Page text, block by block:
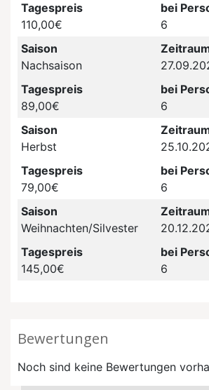
Tagespreis
110,00€
bei
6
Saison
Nachsaison
Tagespreis
89,00€
bei
6
Saison
Herbst
Tagespreis
79,00€
bei
6
Saison
Weihnachten/Silvester
Tagespreis
145,00€
bei
6
Bewertungen
Noch sind keine Bewertungen